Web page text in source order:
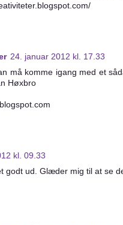
24. januar 2012 kl. 17.33
må komme igang med et
Høxbro
kl. 09.33
godt ud. Glæder mig til at se